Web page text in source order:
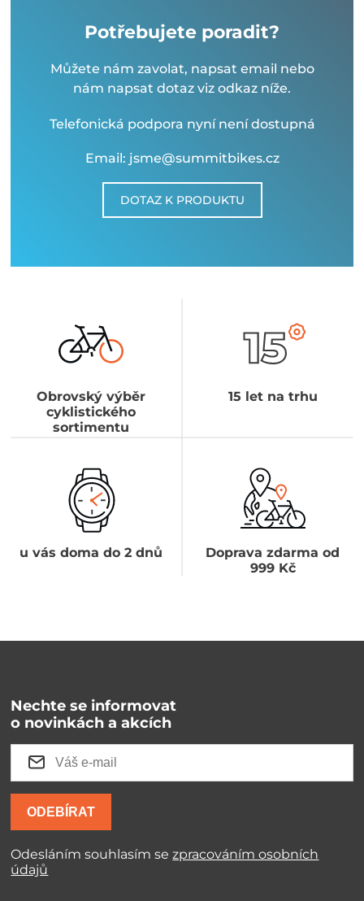
Potřebujete poradit?
Můžete nám zavolat, napsat email nebo
nám napsat dotaz viz odkaz níže.
Telefonická podpora nyní není dostupná
Email: jsme@summitbikes.cz
DOTAZ K PRODUKTU
Obrovský výběr
cyklistického
sortimentu
15 let na trhu
u vás doma do 2 dnů
Doprava zdarma od
999 Kč
Nechte se informovat
o novinkách a akcích
ODEBÍRAT
Odesláním souhlasím sezpracováním osobních
údajů